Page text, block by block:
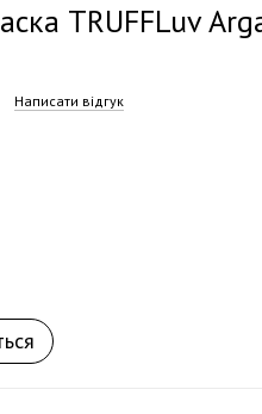
TRUFFLuv
Написати відгук